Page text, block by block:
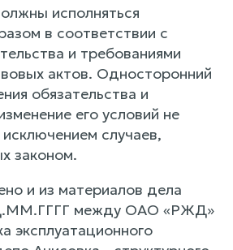
исполняться
в соответствии с
и требованиями
актов. Односторонний
обязательства и
его условий не
случаев,
законом.
и из материалов дела
между ОАО «РЖД»
эксплуатационного